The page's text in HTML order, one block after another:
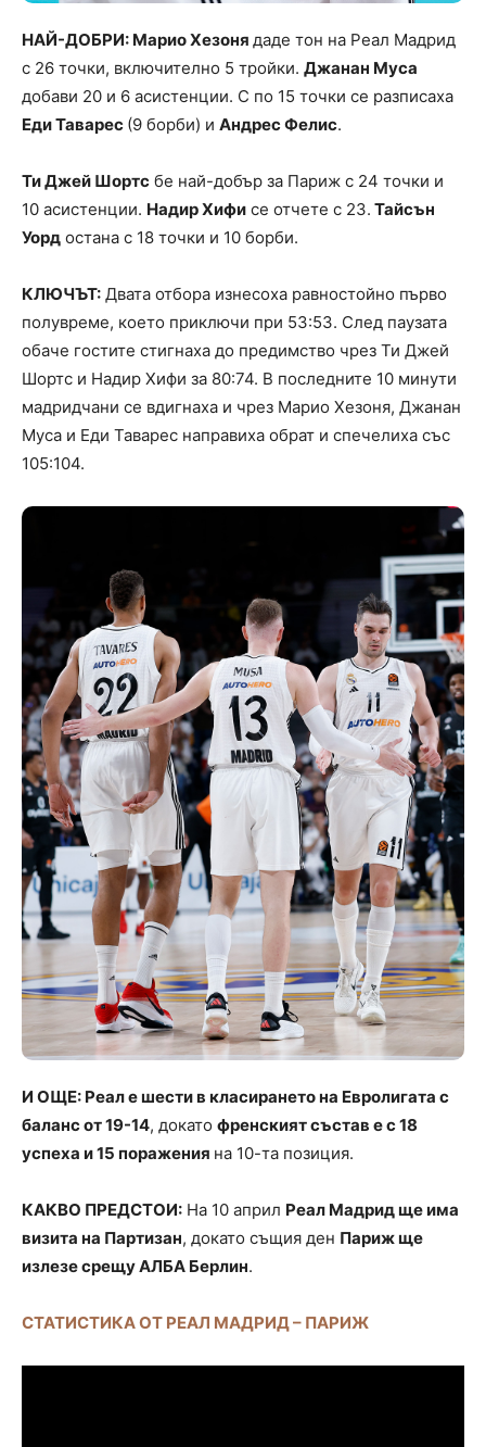
НАЙ-ДОБРИ: Марио Хезоня даде тон на Реал Мадрид
с 26 точки, включително 5 тройки. Джанан Муса
добави 20 и 6 асистенции. С по 15 точки се разписаха
Еди Таварес (9 борби) и Андрес Фелис.
Ти Джей Шортс бе най-добър за Париж с 24 точки и
10 асистенции. Надир Хифи се отчете с 23. Тайсън
Уорд остана с 18 точки и 10 борби.
КЛЮЧЪТ: Двата отбора изнесоха равностойно първо
полувреме, което приключи при 53:53. След паузата
обаче гостите стигнаха до предимство чрез Ти Джей
Шортс и Надир Хифи за 80:74. В последните 10 минути
мадридчани се вдигнаха и чрез Марио Хезоня, Джанан
Муса и Еди Таварес направиха обрат и спечелиха със
105:104.
И ОЩЕ: Реал е шести в класирането на Евролигата с
баланс от 19-14, докато френският състав е с 18
успеха и 15 поражения на 10-та позиция.
КАКВО ПРЕДСТОИ: На 10 април Реал Мадрид ще има
визита на Партизан, докато същия ден Париж ще
излезе срещу АЛБА Берлин.
СТАТИСТИКА ОТ РЕАЛ МАДРИД – ПАРИЖ